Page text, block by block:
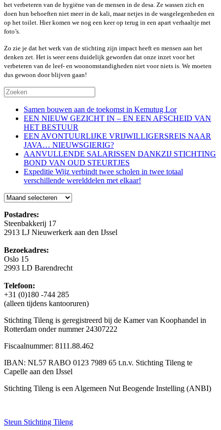
het verbeteren van de hygiëne van de mensen in de desa. Ze wassen zich en
doen hun behoeften niet meer in de kali, maar netjes in de wasgelegenheden en
op het toilet. Hier komen we nog een keer op terug in een apart verhaaltje met
foto’s.
Zo zie je dat het werk van de stichting zijn impact heeft en mensen aan het
denken zet. Het is weer eens duidelijk geworden dat onze inzet voor het
verbeteren van de leef- en woonomstandigheden niet voor niets is. We moeten
dus gewoon door blijven gaan!
Samen bouwen aan de toekomst in Kemutug Lor
EEN NIEUW GEZICHT IN – EN EEN AFSCHEID VAN
HET BESTUUR
EEN AVONTUURLIJKE VRIJWILLIGERSREIS NAAR
JAVA… NIEUWSGIERIG?
AANVULLENDE SALARISSEN DANKZIJ STICHTING
BOND VAN OUD STEURTJES
Expeditie Wijz verbindt twee scholen in twee totaal
verschillende werelddelen met elkaar!
Blog
Postadres:
Steenbakkerij 17
2913 LJ Nieuwerkerk aan den IJssel
Bezoekadres:
Oslo 15
2993 LD Barendrecht
Telefoon:
+31 (0)180 -744 285
(alleen tijdens kantooruren)
Stichting Tileng is geregistreerd bij de Kamer van Koophandel in
Rotterdam onder nummer 24307222
Fiscaalnummer: 8111.88.462
IBAN: NL57 RABO 0123 7989 65 t.n.v. Stichting Tileng te
Capelle aan den IJssel
Stichting Tileng is een Algemeen Nut Beogende Instelling (ANBI)
Steun Stichting Tileng